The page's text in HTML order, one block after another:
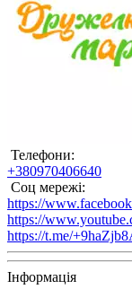
Телефони:
+380970406640
Соц мережі:
https://
https://
https://t.me/
Інформація